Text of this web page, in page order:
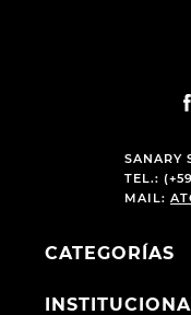
SANARY
TEL.:
MAIL:
CATEGORÍAS